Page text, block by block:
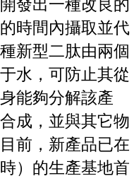
發出一種改良的
時間內攝取並代
新型二肽由兩個
水，可防止其從
能夠分解該產
成，並與其它物
前，新產品已在
）的生產基地首